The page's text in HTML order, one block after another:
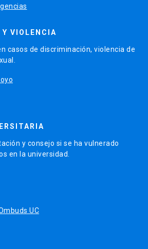
VIOLENCIA
casos de discriminación, violencia de
y consejo si se ha vulnerado
en la universidad.
UC